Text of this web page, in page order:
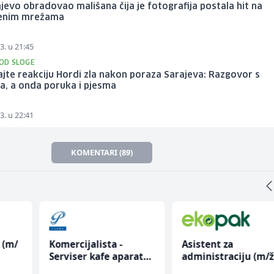
obradovao mališana čija je fotografija postala hit na
mrežama
u 21:45
SLOGE
reakciju Hordi zla nakon poraza Sarajeva: Razgovor s
a onda poruka i pjesma
u 22:41
KOMENTARI (89)
Asistent za
administraciju (m/ž)
Prodavač u školskoj
kantini (ž)